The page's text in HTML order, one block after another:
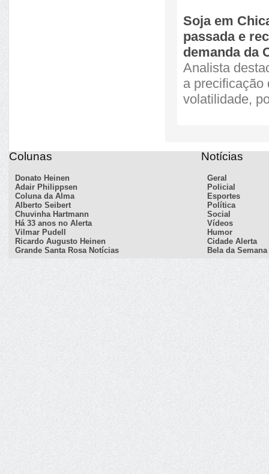
Soja em
passada e
demanda da
Analista
a precificação
volatilidade,
Colunas
Donato Heinen
Adair Philippsen
Coluna da Alma
Alberto Seibert
Chuvinha Hartmann
Há 33 anos no Alerta
Vilmar Pudell
Ricardo Augusto Heinen
Grande Santa Rosa Notícias
Notícias
Geral
Policial
Esportes
Política
Social
Vídeos
Humor
Cidade Alerta
Bela da Semana